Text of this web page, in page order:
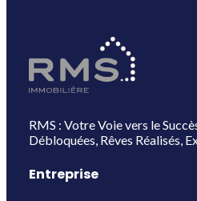
RMS : Votre Voie vers le
Débloquées, Rêves Réalisés,
Entreprise